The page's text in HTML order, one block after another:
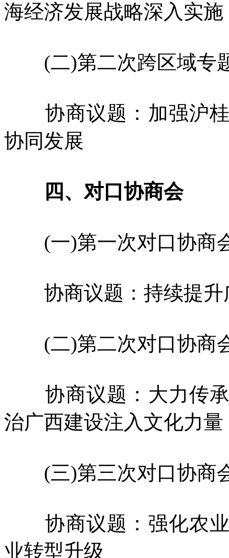
海经济发展战略深入实施
(二)第二次跨区域专
协商议题：加强沪桂
协同发展
四、对口协商会
(一)第一次对口协商
协商议题：持续提升
(二)第二次对口协商
协商议题：大力传承
治广西建设注入文化力量
(三)第三次对口协商
协商议题：强化农业
业转型升级